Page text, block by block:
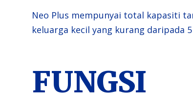
Neo Plus mempunyai total kapasiti
keluarga kecil yang kurang daripada
FUNGSI